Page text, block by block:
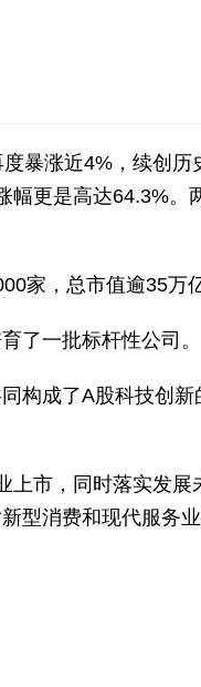
暴涨近4%，续创历
更是高达64.3%。
家，总市值逾35万
了一批标杆性公司。
构成了A股科技创新
上市，同时落实发展
型消费和现代服务